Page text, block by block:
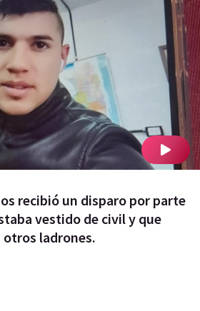
recibió un disparo por parte
vestido de civil y que
ladrones.